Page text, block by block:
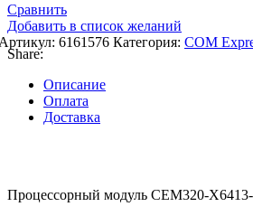
Сравнить
Добавить в список желаний
6161576 Категория: COM
Share:
Описание
Оплата
Доставка
Процессорный модуль CEM320-